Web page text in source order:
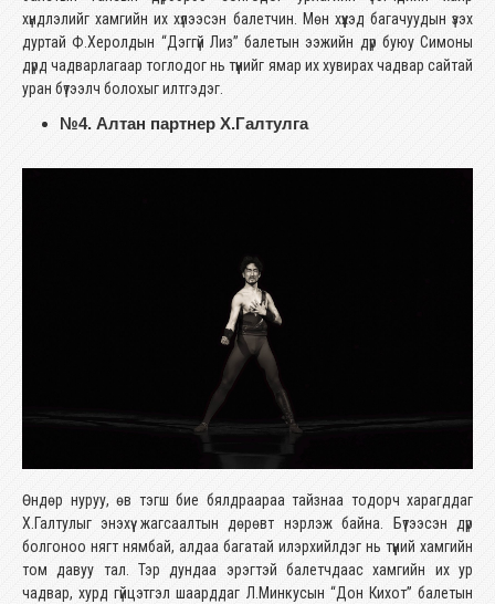
хүндлэлийг хамгийн их хүлээсэн балетчин. Мөн хүүхэд багачуудын үзэх
дуртай Ф.Херолдын “Дэггүй Лиз” балетын ээжийн дүр буюу Симоны
дүрд чадварлагаар тоглодог нь түүнийг ямар их хувирах чадвар сайтай
уран бүтээлч болохыг илтгэдэг.
№4. Алтан партнер Х.Галтулга
Өндөр нуруу, өв тэгш бие бялдраараа тайзнаа тодорч харагддаг
Х.Галтулыг энэхүү жагсаалтын дөрөвт нэрлэж байна. Бүтээсэн дүр
болгоноо нягт нямбай, алдаа багатай илэрхийлдэг нь түүний хамгийн
том давуу тал. Тэр дундаа эрэгтэй балетчдаас хамгийн их ур
чадвар, хурд гүйцэтгэл шаарддаг Л.Минкусын “Дон Кихот” балетын